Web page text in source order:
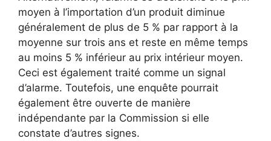
moyen à l’importation d’un produit diminue
généralement de plus de 5 % par rapport à la
moyenne sur trois ans et reste en même temps
au moins 5 % inférieur au prix intérieur moyen.
Ceci est également traité comme un signal
d’alarme. Toutefois, une enquête pourrait
également être ouverte de manière
indépendante par la Commission si elle
constate d’autres signes.